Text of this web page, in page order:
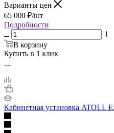
Варианты цен
65 000 ₽/шт
Подробности
В корзину
Купить в 1 клик
Кабинетная установка ATOLL